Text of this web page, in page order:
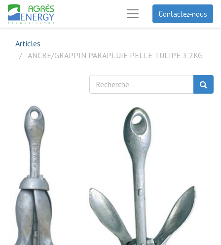
Contactez-nous
Articles
ANCRE/GRAPPIN PARAPLUIE PELLE TULIPE 3,2KG